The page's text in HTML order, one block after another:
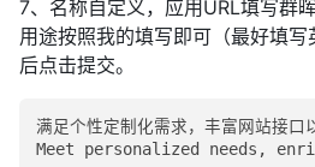
7、名称自定义，应用URL填写群
用途按照我的填写即可（最好填
后点击提交。
满足个性定制化需求，丰富网站接口
Meet personalized needs,